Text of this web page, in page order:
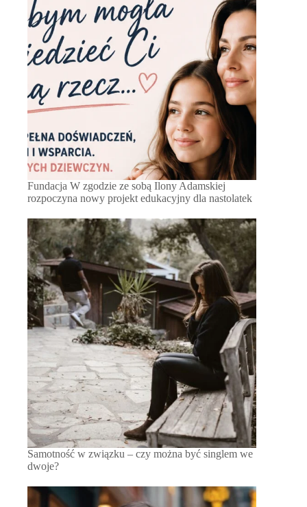
Fundacja W zgodzie ze sobą Ilony Adamskiej
rozpoczyna nowy projekt edukacyjny dla nastolatek
Samotność w związku – czy można być singlem we
dwoje?